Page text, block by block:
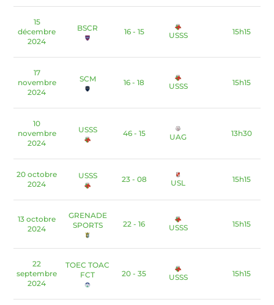
15
décembre
2024
BSCR 16 - 15 USSS 15h15
17
novembre
2024
SCM 16 - 18 USSS 15h15
10
novembre
2024
USSS 46 - 15 UAG 13h30
20 octobre
2024
USSS 23 - 08 USL 15h15
13 octobre
2024
GRENADE
SPORTS
22 - 16 USSS 15h15
22
septembre
2024
TOEC TOAC
FCT
20 - 35 USSS 15h15